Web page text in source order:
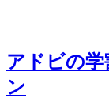
アドビの学
ン